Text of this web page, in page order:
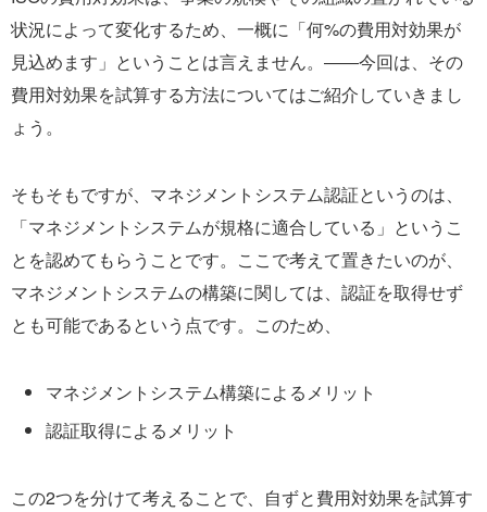
状況によって変化するため、一概に「何%の費用対効果が
見込めます」ということは言えません。――今回は、その
費用対効果を試算する方法についてはご紹介していきまし
ょう。
そもそもですが、マネジメントシステム認証というのは、
「マネジメントシステムが規格に適合している」というこ
とを認めてもらうことです。ここで考えて置きたいのが、
マネジメントシステムの構築に関しては、認証を取得せず
とも可能であるという点です。このため、
マネジメントシステム構築によるメリット
認証取得によるメリット
この2つを分けて考えることで、自ずと費用対効果を試算す